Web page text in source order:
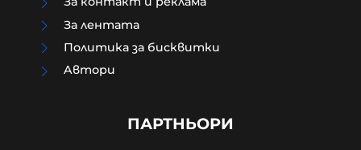
прости стъпки?
За лентата
Политика за бисквитки
Aвтори
ПАРТНЬОРИ